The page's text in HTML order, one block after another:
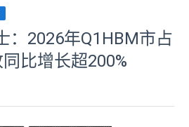
：2026年Q1HBM市占
比增长超200%